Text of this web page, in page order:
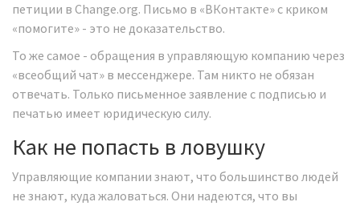
петиции в Change.org. Письмо в «ВКонтакте» с криком
«помогите» - это не доказательство.
То же самое - обращения в управляющую компанию через
«всеобщий чат» в мессенджере. Там никто не обязан
отвечать. Только письменное заявление с подписью и
печатью имеет юридическую силу.
Как не попасть в ловушку
Управляющие компании знают, что большинство людей
не знают, куда жаловаться. Они надеются, что вы